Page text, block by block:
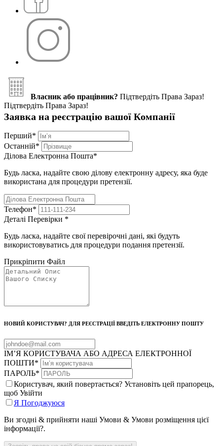
Власник або працівник? Підтвердіть Права Зараз!
Підтвердіть Права Зараз!
Заявка на реєстрацію вашої Компанії
Перший*
Останній*
Ділова Електронна Пошта*
Будь ласка, надайте свою ділову електронну адресу, яка буде
використана для процедури претензії.
Телефон*
Деталі Перевірки *
Будь ласка, надайте свої перевірочні дані, які будуть
використовуватись для процедури подання претензії.
Прикріпити Файл
НОВИЙ КОРИСТУВАЧ? ДЛЯ РЕЄСТРАЦІЇ ВВЕДІТЬ ЕЛЕКТРОННУ ПОШТУ
ІМ’Я КОРИСТУВАЧА АБО АДРЕСА ЕЛЕКТРОННОЇ
ПОШТИ*
ПАРОЛЬ*
Користувач, який повертається? Установіть цей прапорець,
щоб Увійти
Я Погоджуюся
Ви згодні & прийняти наші Умови & Умови розміщення цієї
інформації?.